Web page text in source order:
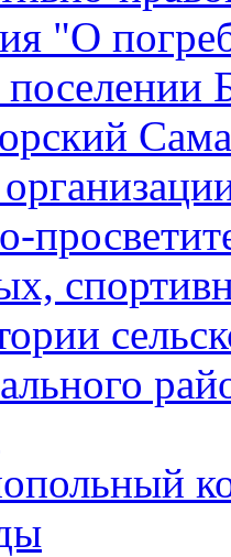
"О
поселении